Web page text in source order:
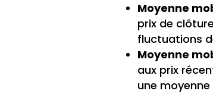
Moyenne
prix de
fluctuations
Moyenne
aux prix
une